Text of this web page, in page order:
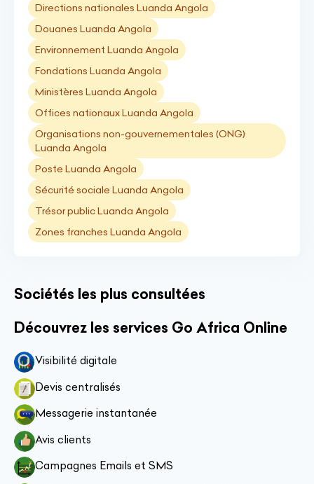
Directions nationales Luanda Angola
Douanes Luanda Angola
Environnement Luanda Angola
Fondations Luanda Angola
Ministères Luanda Angola
Offices nationaux Luanda Angola
Organisations non-gouvernementales (ONG)
Luanda Angola
Poste Luanda Angola
Sécurité sociale Luanda Angola
Trésor public Luanda Angola
Zones franches Luanda Angola
Sociétés les plus consultées
Découvrez les services Go Africa Online
Visibilité digitale
Devis centralisés
Messagerie instantanée
Avis clients
Campagnes Emails et SMS